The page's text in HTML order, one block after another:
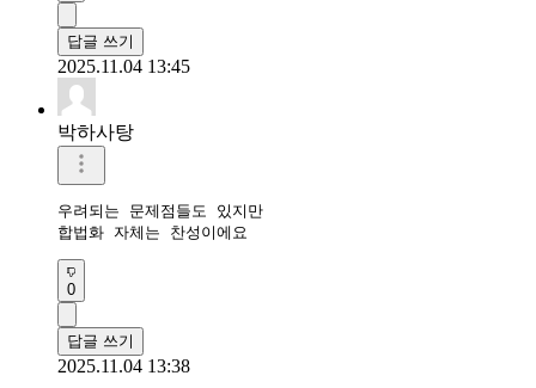
답글 쓰기
2025.11.04 13:45
박하사탕
우려되는 문제점들도 있지만
0
답글 쓰기
2025.11.04 13:38